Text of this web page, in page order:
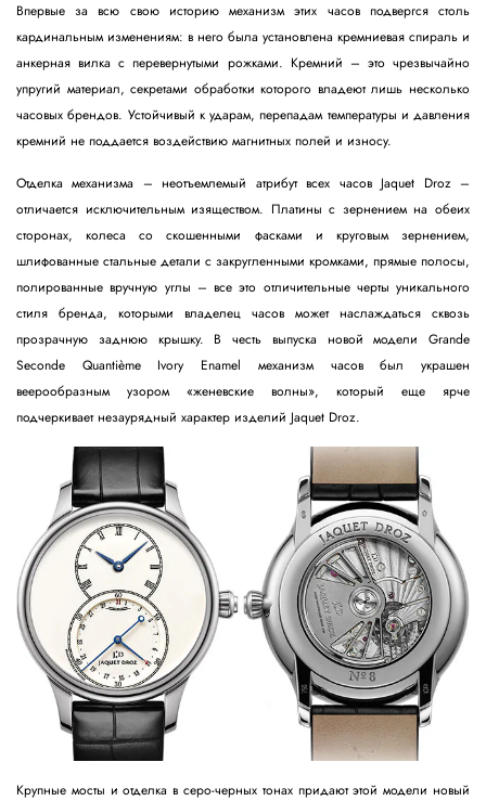
Впервые за всю свою историю механизм этих часов подвергся столь
кардинальным изменениям: в него была установлена кремниевая спираль и
анкерная вилка с перевернутыми рожками. Кремний – это чрезвычайно
упругий материал, секретами обработки которого владеют лишь несколько
часовых брендов. Устойчивый к ударам, перепадам температуры и давления
кремний не поддается воздействию магнитных полей и износу.
Отделка механизма – неотъемлемый атрибут всех часов Jaquet Droz –
отличается исключительным изяществом. Платины с зернением на обеих
сторонах, колеса со скошенными фасками и круговым зернением,
шлифованные стальные детали с закругленными кромками, прямые полосы,
полированные вручную углы – все это отличительные черты уникального
стиля бренда, которыми владелец часов может наслаждаться сквозь
прозрачную заднюю крышку. В честь выпуска новой модели Grande
Seconde Quantième Ivory Enamel механизм часов был украшен
веерообразным узором «женевские волны», который еще ярче
подчеркивает незаурядный характер изделий Jaquet Droz.
Крупные мосты и отделка в серо-черных тонах придают этой модели новый